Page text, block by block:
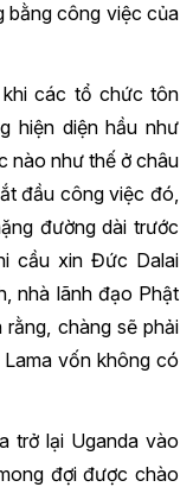
bằng công việc của
khi các tổ chức tôn
hiện diện hầu như
nào như thế ở châu
đầu công việc đó,
đường dài trước
cầu xin Đức Dalai
nhà lãnh đạo Phật
chàng sẽ phải
vốn không có
trở lại Uganda vào
đợi được chào